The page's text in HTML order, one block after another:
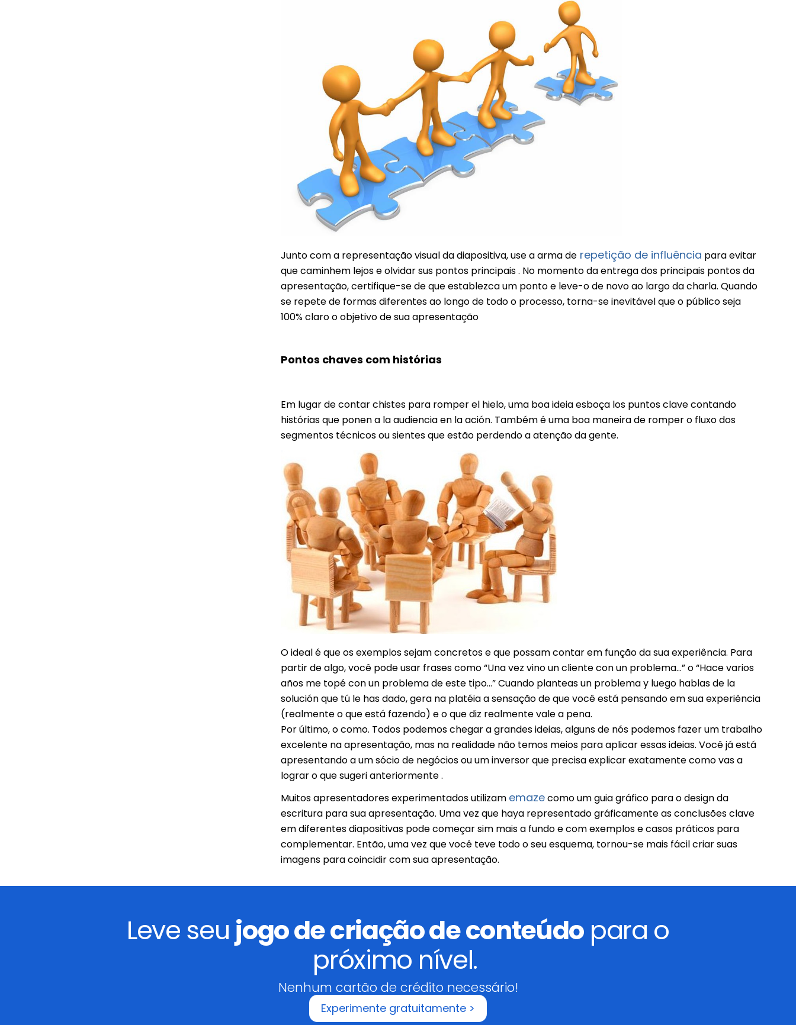
Junto com a representação visual da diapositiva, use a arma derepetição de influência para evitar
que caminhem lejos e olvidar sus pontos principais . No momento da entrega dos principais pontos da
apresentação, certifique-se de que establezca um ponto e leve-o de novo ao largo da charla. Quando
se repete de formas diferentes ao longo de todo o processo, torna-se inevitável que o público seja
100% claro o objetivo de sua apresentação
Pontos chaves com histórias
Em lugar de contar chistes para romper el hielo, uma boa ideia esboça los puntos clave contando
histórias que ponen a la audiencia en la ación. Também é uma boa maneira de romper o fluxo dos
segmentos técnicos ou sientes que estão perdendo a atenção da gente.
O ideal é que os exemplos sejam concretos e que possam contar em função da sua experiência. Para
partir de algo, você pode usar frases como “Una vez vino un cliente con un problema…” o “Hace varios
años me topé con un problema de este tipo…” Cuando planteas un problema y luego hablas de la
solución que tú le has dado, gera na platéia a sensação de que você está pensando em sua experiência
(realmente o que está fazendo) e o que diz realmente vale a pena.
Por último, o como. Todos podemos chegar a grandes ideias, alguns de nós podemos fazer um trabalho
excelente na apresentação, mas na realidade não temos meios para aplicar essas ideias. Você já está
apresentando a um sócio de negócios ou um inversor que precisa explicar exatamente como vas a
lograr o que sugeri anteriormente .
Muitos apresentadores experimentados utilizam emazecomo um guia gráfico para o design da
escritura para sua apresentação. Uma vez que haya representado gráficamente as conclusões clave
em diferentes diapositivas pode começar sim mais a fundo e com exemplos e casos práticos para
complementar. Então, uma vez que você teve todo o seu esquema, tornou-se mais fácil criar suas
imagens para coincidir com sua apresentação.
Leve seu jogo de criação de conteúdo para o
próximo nível.
Nenhum cartão de crédito necessário!
Experimente gratuitamente >